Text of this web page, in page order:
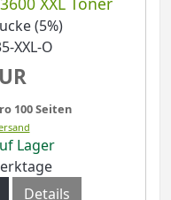
(5%)
XXL-O
100 Seiten
Lager
Details